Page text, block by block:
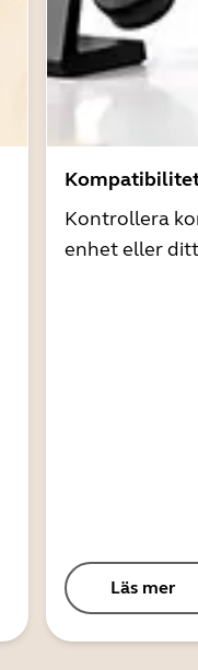
Kontrollera
enhet eller
Läs mer